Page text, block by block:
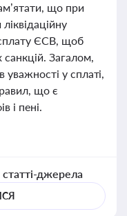
що при
сплату ЄСВ, щоб
Загалом,
уважності у сплаті,
що є
і пені.
джерела